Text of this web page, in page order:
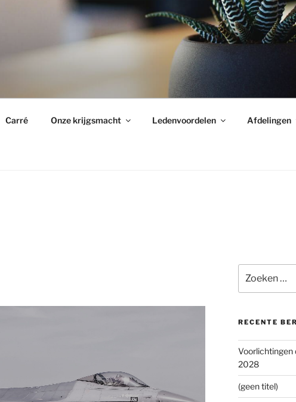
Carré Onze krijgsmacht Ledenvoordelen Afdelingen
naar:
RECENTE
Voorlichtingen
2028
(geen titel)